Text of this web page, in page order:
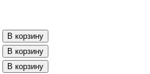
В корзину
В корзину
В корзину